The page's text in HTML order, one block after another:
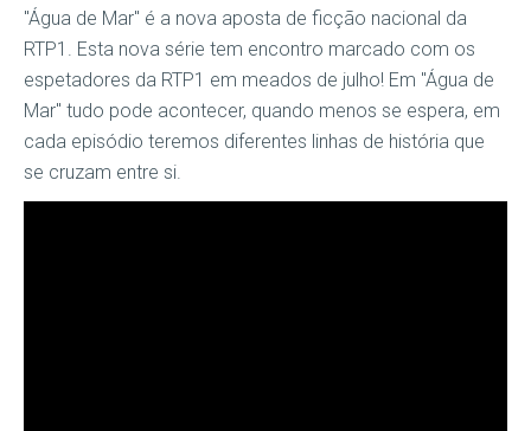
"Água de Mar" é a nova aposta de ficção nacional da
RTP1. Esta nova série tem encontro marcado com os
espetadores da RTP1 em meados de julho! Em "Água de
Mar" tudo pode acontecer, quando menos se espera, em
cada episódio teremos diferentes linhas de história que
se cruzam entre si.